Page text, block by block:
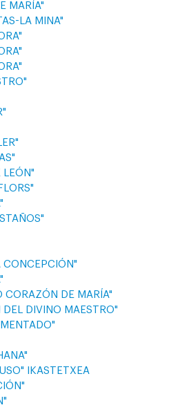
MARÍA"
LA MINA"
LEÓN"
CONCEPCIÓN"
CORAZÓN DE MARÍA"
DIVINO MAESTRO"
IKASTETXEA